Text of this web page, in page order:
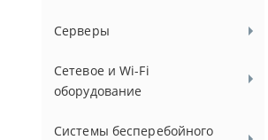
Серверы
Сетевое и Wi-Fi
оборудование
Системы бесперебойного